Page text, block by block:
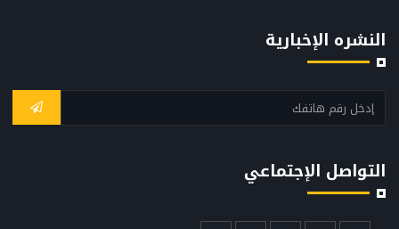
النشره الإخبارية
التواصل الإجتماعي